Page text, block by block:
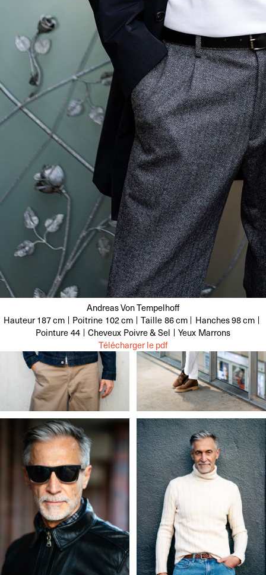
Andreas Von Tempelhoff
Hauteur 187 cm Poitrine 102 cm Taille86 cm Hanches98 cm
Pointure44 Cheveux Poivre & Sel Yeux Marrons
Télécharger le pdf